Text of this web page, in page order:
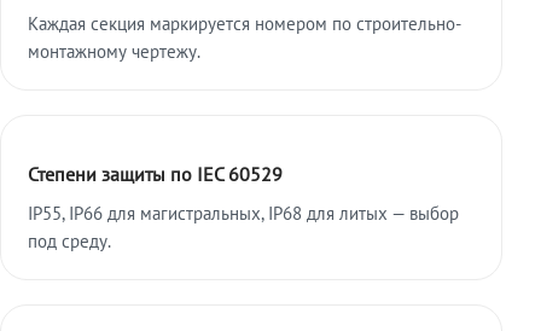
Каждая секция маркируется номером по строительно-
монтажному чертежу.
Степени защиты по IEC 60529
IP55, IP66 для магистральных, IP68 для литых — выбор
под среду.